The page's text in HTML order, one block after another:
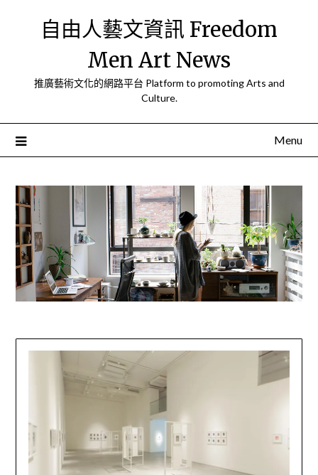
自由人藝文資訊 Freedom
Men Art News
推廣藝術文化的網路平台 Platform to promoting Arts and
Culture.
Menu